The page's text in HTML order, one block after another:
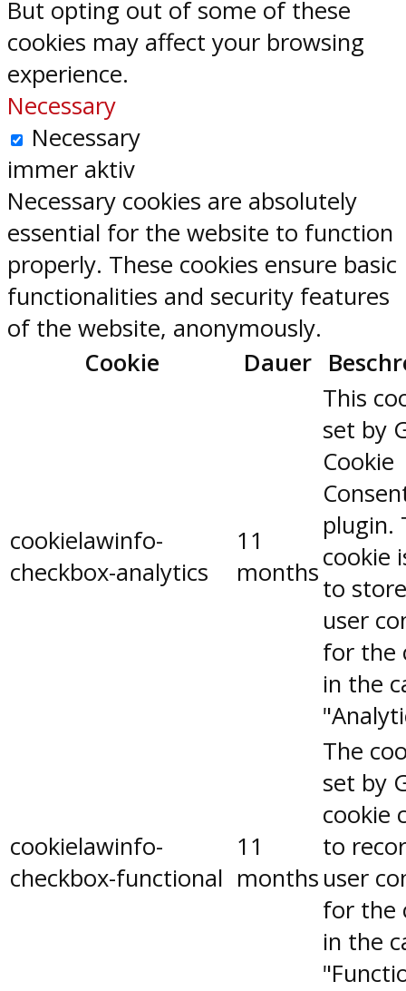
But opting out of some of these
cookies may affect your browsing
experience.
Necessary
Necessary
immer aktiv
Necessary cookies are absolutely
essential for the website to function
properly. These cookies ensure basic
functionalities and security features
of the website, anonymously.
Cookie
Dauer
cookielawinfo-
checkbox-analytics
11
months
This
set by
Cookie
plugin.
cookie
to
user
for the
in the
cookielawinfo-
checkbox-functional
11
months
The
set by
cookie
to
user
for the
in the